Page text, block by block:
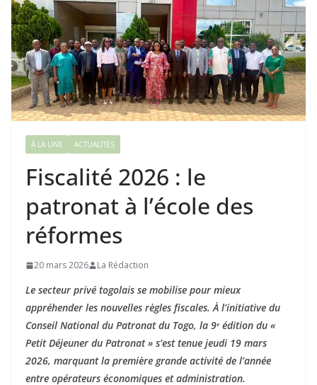
À LA UNE ACTUALITÉS
Fiscalité 2026 : le
patronat à l’école des
réformes
20 mars 2026 La Rédaction
Le secteur privé togolais se mobilise pour mieux
appréhender les nouvelles règles fiscales. À l’initiative du
Conseil National du Patronat du Togo, la 9ᵉ édition du «
Petit Déjeuner du Patronat » s’est tenue jeudi 19 mars
2026, marquant la première grande activité de l’année
entre opérateurs économiques et administration.